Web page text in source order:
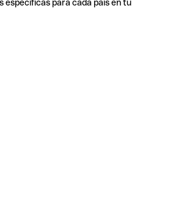
específicas para cada país en tu